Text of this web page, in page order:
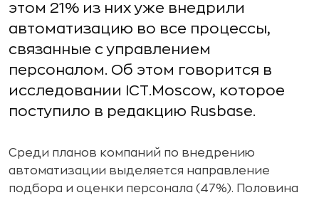
этом 21% из них уже внедрили
автоматизацию во все процессы,
связанные с управлением
персоналом. Об этом говорится в
исследовании ICT.Moscow, которое
поступило в редакцию Rusbase.
Среди планов компаний по внедрению
автоматизации выделяется направление
подбора и оценки персонала (47%). Половина